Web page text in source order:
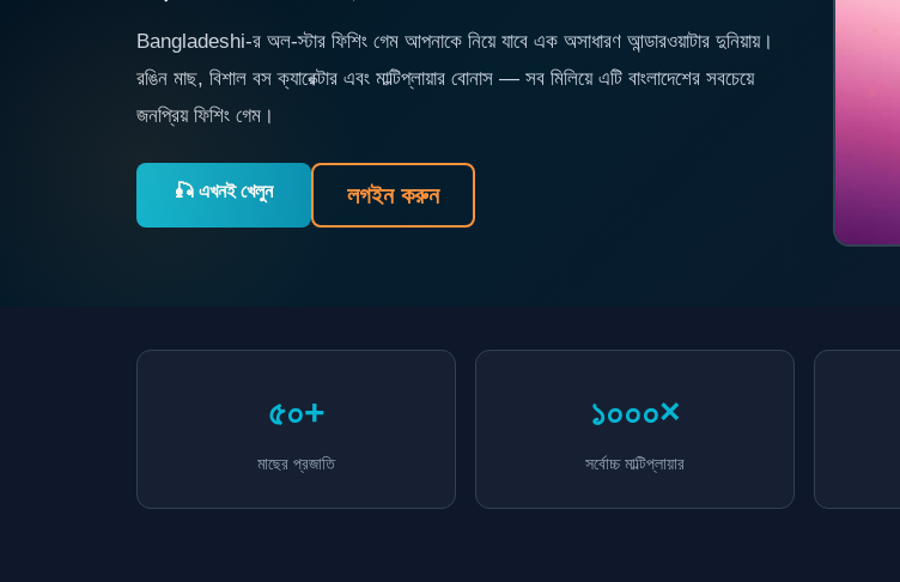
Bangladeshi-র অল-স্টার ফিশিং গেম আপনাকে নিয়ে যাবে এক অসাধারণ আন্ডারওয়াটার দুনিয়ায়।
রঙিন মাছ, বিশাল বস ক্যারেক্টার এবং মাল্টিপ্লায়ার বোনাস — সব মিলিয়ে এটি বাংলাদেশের সবচেয়ে
জনপ্রিয় ফিশিং গেম।
🎣 এখনই খেলুন লগইন করুন
৫০+
মাছের প্রজাতি
১০০০×
সর্বোচ্চ মাল্টিপ্লায়ার